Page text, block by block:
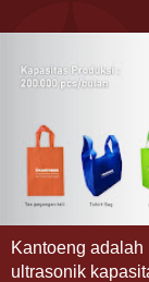
Kantoeng
ultrasonik